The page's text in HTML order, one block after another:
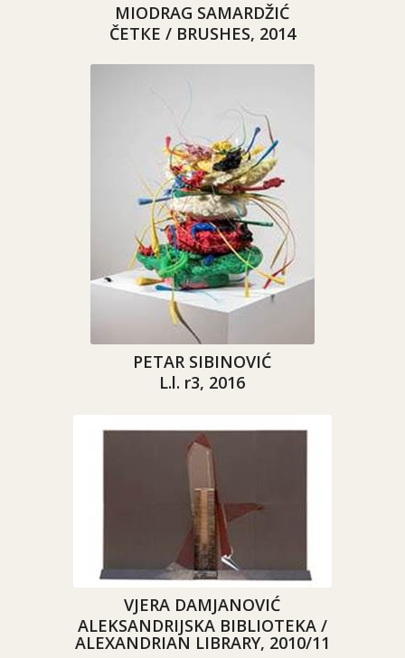
MIODRAG SAMARDŽIĆ
ČETКE / BRUSHES, 2014
PETAR SIBINOVIĆ
L.l. r3, 2016
VJERA DAMJANOVIĆ
ALEKSANDRIJSKA BIBLIOTEKA /
ALEXANDRIAN LIBRARY, 2010/11